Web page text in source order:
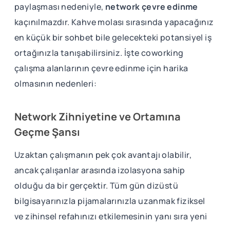
paylaşması nedeniyle, network çevre edinme
kaçınılmazdır. Kahve molası sırasında yapacağınız
en küçük bir sohbet bile gelecekteki potansiyel iş
ortağınızla tanışabilirsiniz. İşte coworking
çalışma alanlarının çevre edinme için harika
olmasının nedenleri:
Network Zihniyetine ve Ortamına
Geçme Şansı
Uzaktan çalışmanın pek çok avantajı olabilir,
ancak çalışanlar arasında izolasyona sahip
olduğu da bir gerçektir. Tüm gün dizüstü
bilgisayarınızla pijamalarınızla uzanmak fiziksel
ve zihinsel refahınızı etkilemesinin yanı sıra yeni